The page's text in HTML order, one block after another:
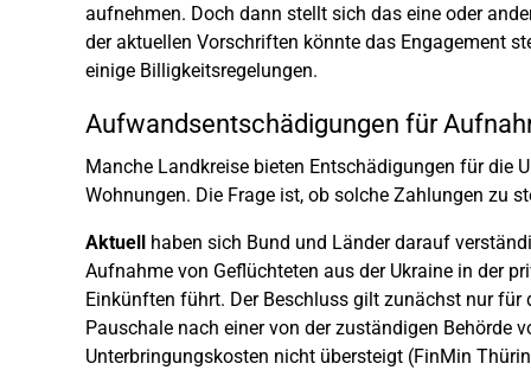
aufnehmen. Doch dann stellt sich das eine oder
der aktuellen Vorschriften könnte das Engagement
einige Billigkeitsregelungen.
Aufwandsentschädigungen für
Manche Landkreise bieten Entschädigungen für die
Wohnungen. Die Frage ist, ob solche Zahlungen zu
Aktuell haben sich Bund und Länder darauf
Aufnahme von Geflüchteten aus der Ukraine in der
Einkünften führt. Der Beschluss gilt zunächst nur
Pauschale nach einer von der zuständigen
Unterbringungskosten nicht übersteigt (FinMin